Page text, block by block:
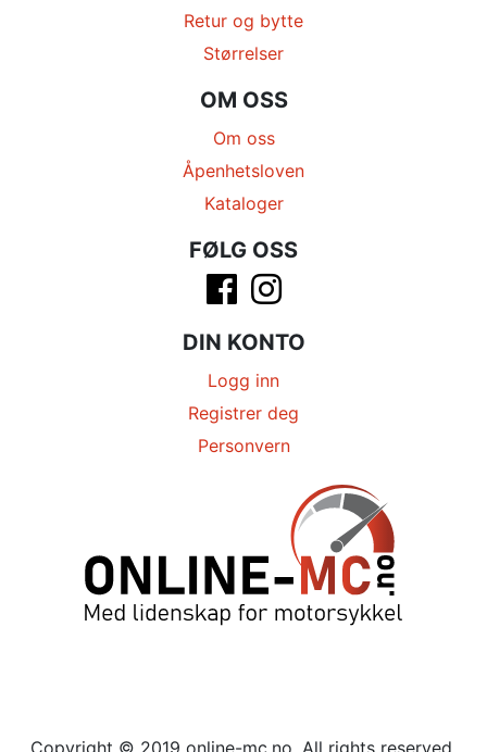
Retur og bytte
Størrelser
OM OSS
Om oss
Åpenhetsloven
Kataloger
FØLG OSS
DIN KONTO
Logg inn
Registrer deg
Personvern